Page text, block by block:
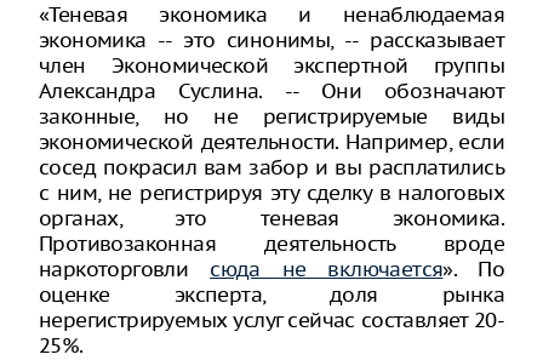
«Теневая экономика и ненаблюдаемая
экономика -- это синонимы, -- рассказывает
член Экономической экспертной группы
Александра Суслина. -- Они обозначают
законные, но не регистрируемые виды
экономической деятельности. Например, если
сосед покрасил вам забор и вы расплатились
с ним, не регистрируя эту сделку в налоговых
органах, это теневая экономика.
Противозаконная деятельность вроде
наркоторговли сюда не включается». По
оценке эксперта, доля рынка
нерегистрируемых услуг сейчас составляет 20-
25%.